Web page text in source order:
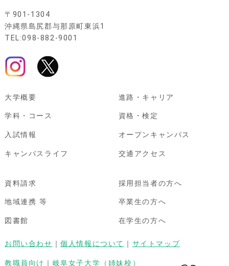
〒901-1304
沖縄県島尻郡与那原町東浜1
TEL:098-882-9001
大学概要
学科・コース
入試情報
キャンパスライフ
進路・キャリア
資格・検定
オープンキャンパス
交通アクセス
資料請求
地域連携 等
図書館
採用担当者の方へ
卒業生の方へ
在学生の方へ
お問い合わせ ｜個人情報について ｜ サイトマップ
教職員向け ｜ 岐阜女子大学（姉妹校）